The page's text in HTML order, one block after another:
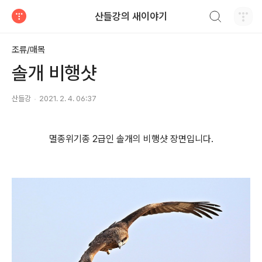
산들강의 새이야기
조류/매목
솔개 비행샷
산들강 2021. 2. 4. 06:37
멸종위기종 2급인 솔개의 비행샷 장면입니다.